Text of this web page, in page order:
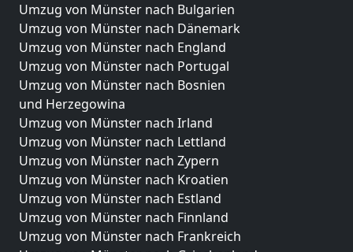
Umzug von Münster nach Bulgarien
Umzug von Münster nach Dänemark
Umzug von Münster nach England
Umzug von Münster nach Portugal
Umzug von Münster nach Bosnien
und Herzegowina
Umzug von Münster nach Irland
Umzug von Münster nach Lettland
Umzug von Münster nach Zypern
Umzug von Münster nach Kroatien
Umzug von Münster nach Estland
Umzug von Münster nach Finnland
Umzug von Münster nach Frankreich